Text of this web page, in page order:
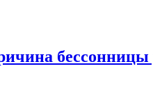
бессонницы